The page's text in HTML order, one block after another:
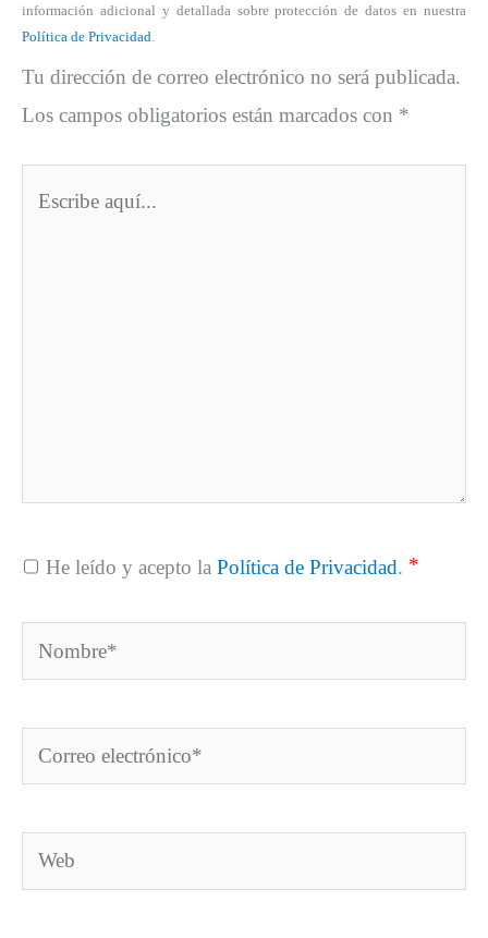
información adicional y detallada sobre protección de datos en nuestra
Política de Privacidad
Tu dirección de correo electrónico no será publicada.
Los campos obligatorios están marcados con *
He leído y acepto la Política de Privacidad. *
Nombre*
Correo
electrónico*
Web